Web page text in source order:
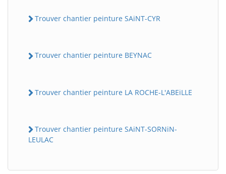
Trouver chantier peinture SAiNT-CYR
Trouver chantier peinture BEYNAC
Trouver chantier peinture LA ROCHE-L'ABEiLLE
Trouver chantier peinture SAiNT-SORNiN-
LEULAC